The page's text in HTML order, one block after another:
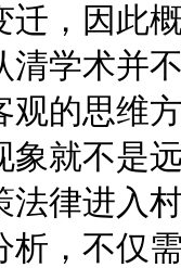
迁，因此
清学术并
观的思维
象就不是
法律进入
析，不仅